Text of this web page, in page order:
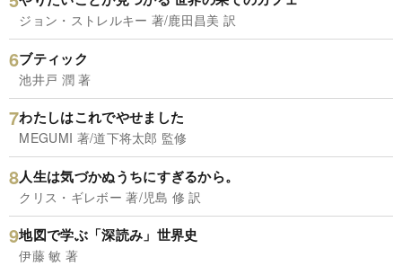
ジョン・ストレルキー 著/鹿田昌美 訳
ブティック
池井戸 潤 著
わたしはこれでやせました
MEGUMI 著/道下将太郎 監修
人生は気づかぬうちにすぎるから。
クリス・ギレボー 著/児島 修 訳
地図で学ぶ「深読み」世界史
伊藤 敏 著